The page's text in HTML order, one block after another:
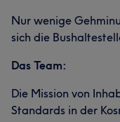
Nur wenige
sich die
Das Team:
Die Mission von
Standards in der